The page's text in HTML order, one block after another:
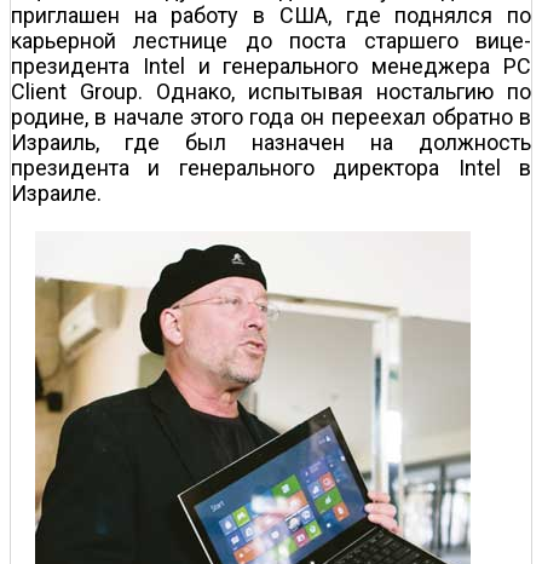
приглашен на работу в США, где поднялся по
карьерной лестнице до поста старшего вице-
президента Intel и генерального менеджера PC
Client Group. Однако, испытывая ностальгию по
родине, в начале этого года он переехал обратно в
Израиль, где был назначен на должность
президента и генерального директора Intel в
Израиле.